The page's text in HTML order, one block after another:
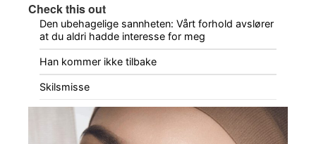
Check this out
Den ubehagelige sannheten: Vårt forhold avslører
at du aldri hadde interesse for meg
Han kommer ikke tilbake
Skilsmisse